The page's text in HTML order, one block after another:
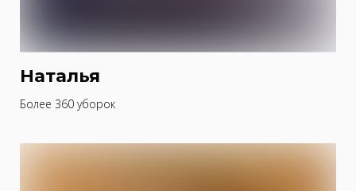
Наталья
Более 360 уборок